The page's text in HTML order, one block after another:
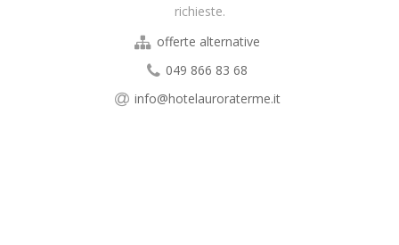
richieste.
offerte alternative
049 866 83 68
info@hotelauroraterme.it